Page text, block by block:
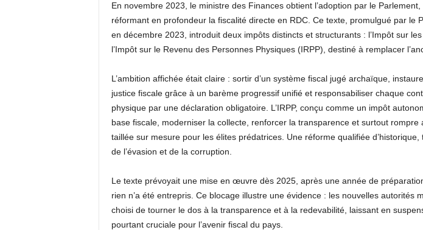
En novembre 2023, le ministre des Finances obtient l’adoption par le
réformant en profondeur la fiscalité directe en RDC. Ce texte, promulgué par le
en décembre 2023, introduit deux impôts distincts et structurants : l’Impôt sur
l’Impôt sur le Revenu des Personnes Physiques (IRPP), destiné à remplacer
L’ambition affichée était claire : sortir d’un système fiscal jugé archaïque,
justice fiscale grâce à un barème progressif unifié et responsabiliser chaque
physique par une déclaration obligatoire. L’IRPP, conçu comme un impôt
base fiscale, moderniser la collecte, renforcer la transparence et surtout rompre
taillée sur mesure pour les élites prédatrices. Une réforme qualifiée d’historique,
de l’évasion et de la corruption.
Le texte prévoyait une mise en œuvre dès 2025, après une année de
rien n’a été entrepris. Ce blocage illustre une évidence : les nouvelles autorités
choisi de tourner le dos à la transparence et à la redevabilité, laissant en
pourtant cruciale pour l’avenir fiscal du pays.